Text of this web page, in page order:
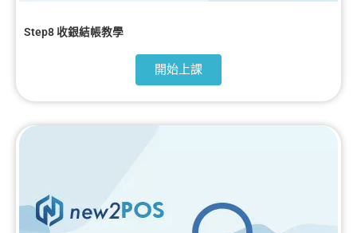
Step8 收銀結帳教學
開始上課